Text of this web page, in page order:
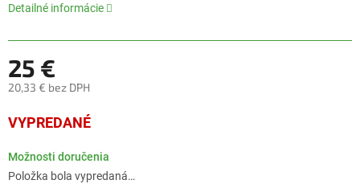
z
hviezdičiek.
Detailné informácie
25 €
20,33 € bez DPH
cena:
VYPREDANÉ
Možnosti doručenia
Položka bola vypredaná…